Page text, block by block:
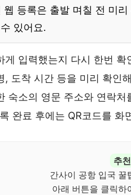
웹 등록은 출발 며칠 전 미
있어요.
게 입력했는지 다시 한번 확
, 도착 시간 등을 미리 확인
숙소의 영문 주소와 연락처
완료 후에는 QR코드를 화
추
간사이 공항 입국 꿀
아래 버튼을 클릭하